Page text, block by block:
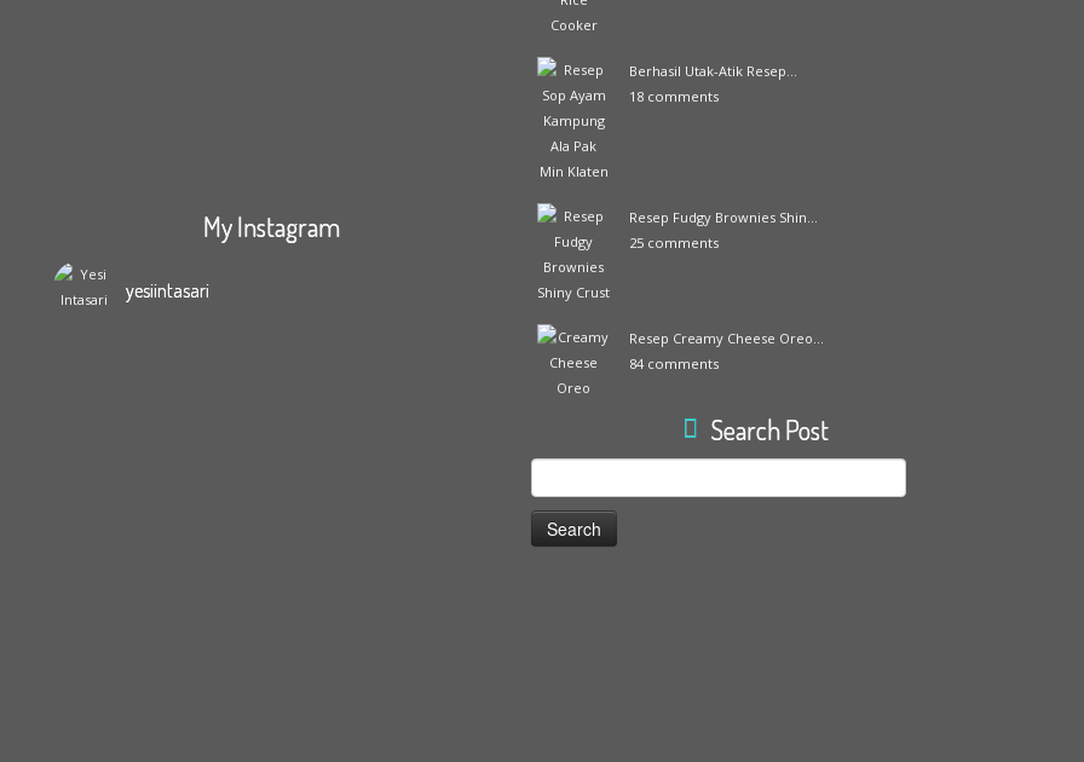
My Instagram
yesiintasari
Berhasil Utak-Atik Resep...
18 comments
Resep Fudgy Brownies Shin...
25 comments
Resep Creamy Cheese Oreo...
84 comments
Search Post
for: